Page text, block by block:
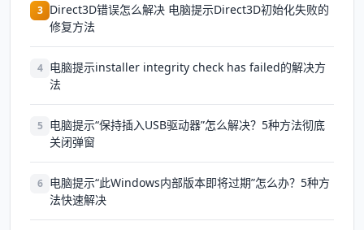
3 Direct3D错误怎么解决 电脑提示Direct3D初始化失败的
修复方法
4 电脑提示installer integrity check has failed的解决方
法
5 电脑提示“保持插入USB驱动器”怎么解决？5种方法彻底
关闭弹窗
6 电脑提示“此Windows内部版本即将过期”怎么办？5种方
法快速解决